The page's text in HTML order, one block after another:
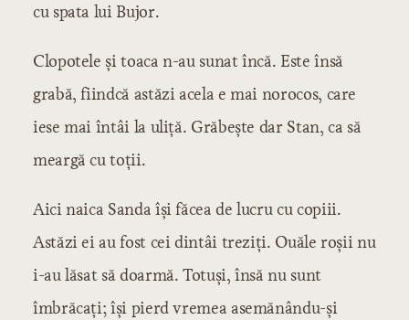
cu spata lui Bujor.
Clopotele și toaca n-au sunat încă. Este însă
grabă, fiindcă astăzi acela e mai norocos, care
iese mai întâi la uliță. Grăbește dar Stan, ca să
meargă cu toții.
Aici naica Sanda își făcea de lucru cu copiii.
Astăzi ei au fost cei dintâi treziți. Ouăle roșii nu
i-au lăsat să doarmă. Totuși, însă nu sunt
îmbrăcați; își pierd vremea asemănându-și